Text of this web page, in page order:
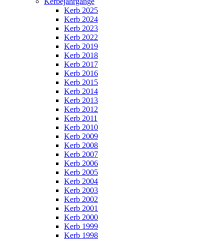
Kerb 2025
Kerb 2024
Kerb 2023
Kerb 2022
Kerb 2019
Kerb 2018
Kerb 2017
Kerb 2016
Kerb 2015
Kerb 2014
Kerb 2013
Kerb 2012
Kerb 2011
Kerb 2010
Kerb 2009
Kerb 2008
Kerb 2007
Kerb 2006
Kerb 2005
Kerb 2004
Kerb 2003
Kerb 2002
Kerb 2001
Kerb 2000
Kerb 1999
Kerb 1998